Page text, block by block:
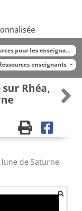
pour les enseignants
enseignants
Rhéa,
de Saturne